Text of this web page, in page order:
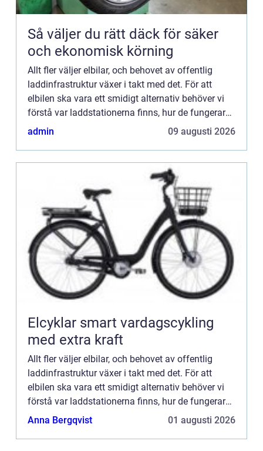
Så väljer du rätt däck för säker
och ekonomisk körning
Allt fler väljer elbilar, och behovet av offentlig
laddinfrastruktur växer i takt med det. För att
elbilen ska vara ett smidigt alternativ behöver vi
förstå var laddstationerna finns, hur de fungerar
och vilka kostnader...
admin 09 augusti 2026
Elcyklar smart vardagscykling
med extra kraft
Allt fler väljer elbilar, och behovet av offentlig
laddinfrastruktur växer i takt med det. För att
elbilen ska vara ett smidigt alternativ behöver vi
förstå var laddstationerna finns, hur de fungerar
och vilka kostnader...
Anna Bergqvist 01 augusti 2026